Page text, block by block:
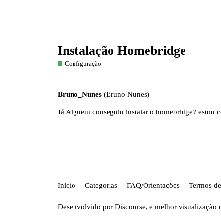
Instalação Homebridge
Configuração
Bruno_Nunes (Bruno Nunes)
Já Alguem conseguiu instalar o homebridge? estou
Início Categorias FAQ/Orientações Termos
Desenvolvido por Discourse, e melhor visualização